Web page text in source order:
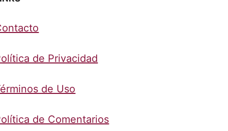
de Privacidad
de Uso
de Comentarios